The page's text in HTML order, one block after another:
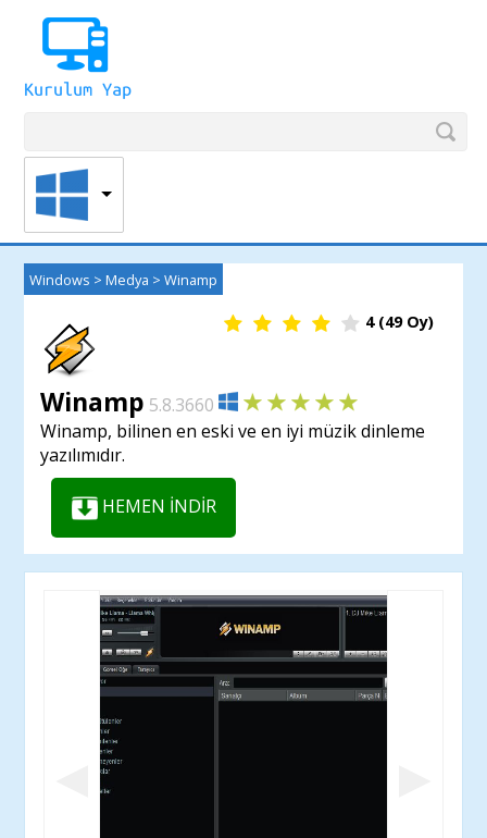
Windows >Medya >Winamp
4(49Oy)
Winamp 5.8.3660
Winamp, bilinen en eski ve en iyi müzik dinleme
yazılımıdır.
HEMEN İNDİR